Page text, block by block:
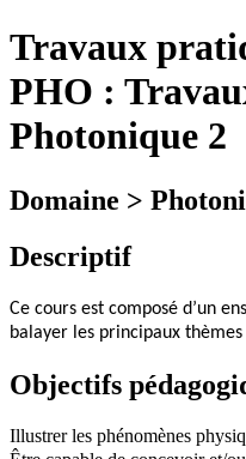
Travaux
PHO :
Photonique 2
Domaine >
Descriptif
Ce cours est composé d’un
balayer les principaux thèmes
Objectifs
Illustrer les phénomènes